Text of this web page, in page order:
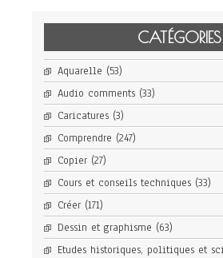
CATÉGORIES
Aquarelle (53)
Audio comments (33)
Caricatures (3)
Comprendre (247)
Copier (27)
Cours et conseils techniques (33)
Créer (171)
Dessin et graphisme (63)
Etudes historiques, politiques et